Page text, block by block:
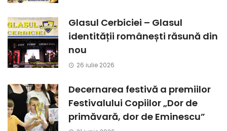
Glasul Cerbiciei – Glasul
identității românești răsună din
nou
26 iulie 2026
Decernarea festivă a premiilor
Festivalului Copiilor „Dor de
primăvară, dor de Eminescu”